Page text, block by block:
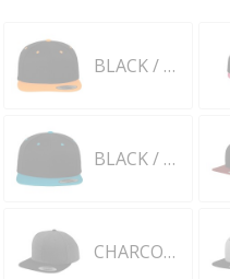
BLACK / NEON ORANGE
BLACK / TEAL
CHARCOAL/BLACK